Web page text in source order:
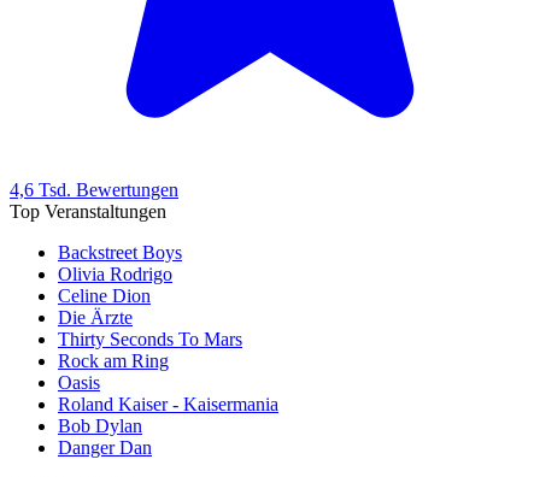
4,6 Tsd. Bewertungen
Top Veranstaltungen
Backstreet Boys
Olivia Rodrigo
Celine Dion
Die Ärzte
Thirty Seconds To Mars
Rock am Ring
Oasis
Roland Kaiser - Kaisermania
Bob Dylan
Danger Dan